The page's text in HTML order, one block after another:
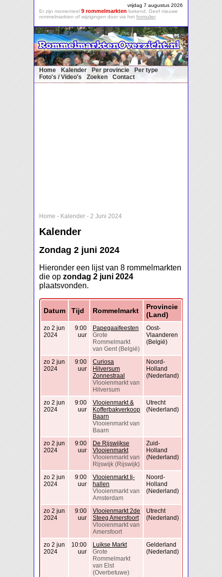
vrijdag 7 augustus 2026
Er zijn momenteel 9 rommelmarkten bekend. Geef nieuwe
rommelmarkten of wijzigingen door via het formulier.
Home Kalender Per provincie
Per type
Foto's / Video's
Zoeken Contact
Home - Kalender - 2 Juni 2024
Kalender
Zondag 2 juni 2024
Hieronder een lijst van 8 rommelmarkten
die op zondag 2 juni 2024
plaatsvonden.
Datum Tijd Rommelmarkt
Provincie
(Land)
zo 2 jun
2024
9:00
uur
Papegaaifeesten
Grote
Rommelmarkt
van Gent (België)
Oost-
Vlaanderen
(België)
zo 2 jun
2024
9:00
uur
Curiosa
Hilversum
Zonnestraal
Vlooienmarkt van
Hilversum
Noord-
Holland
(Nederland)
zo 2 jun
2024
9:00
uur
Vlooienmarkt &
Kofferbakverkoop
Baarn
Vlooienmarkt van
Baarn
Utrecht
(Nederland)
zo 2 jun
2024
9:00
uur
De Rijswijkse
Vlooienmarkt
Vlooienmarkt van
Rijswijk (Rijswijk)
Zuid-
Holland
(Nederland)
zo 2 jun
2024
9:00
uur
Vlooienmarkt Ij-
hallen
Vlooienmarkt van
Amsterdam
Noord-
Holland
(Nederland)
zo 2 jun
2024
9:00
uur
Vlooienmarkt 2de
Steeg Amersfoort
Vlooienmarkt van
Amersfoort
Utrecht
(Nederland)
zo 2 jun
2024
10:00
uur
Luikse Markt
Grote
Rommelmarkt
van Elst
(Overbetuwe)
Gelderland
(Nederland)